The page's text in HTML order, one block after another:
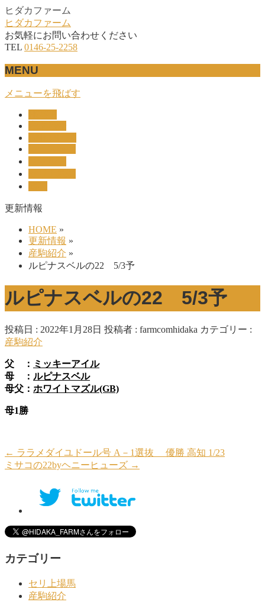
ヒダカファーム
ヒダカファーム
お気軽にお問い合わせください
TEL 0146-25-2258
MENU
メニューを飛ばす
更新情報
HOME »
更新情報 »
産駒紹介 »
ルピナスベルの22 5/3予
ルピナスベルの22 5/3予
投稿日 : 2022年1月28日 投稿者 : farmcomhidaka カテゴリー :
産駒紹介
父 ： ミッキーアイル
母 ： ルピナスベル
母父： ホワイトマズル(GB)
母1勝
← ララメダイユドール号 A－1選抜 優勝 高知 1/23
ミサコの22byヘニーヒューズ →
カテゴリー
セリ上場馬
産駒紹介